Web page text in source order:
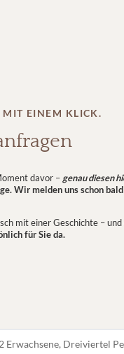
EINEM KLICK.
davor – genau diesen
Wir melden uns schon
mit einer Geschichte –
für Sie da.
2 Erwachsene, Dreiviertel